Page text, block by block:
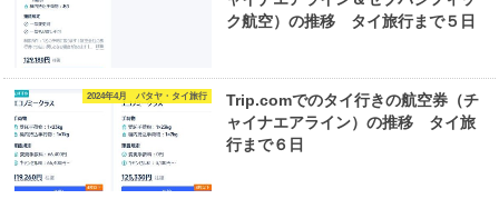
ク航空）の推移 タイ旅行まで５日
2024年4月 パタヤ・タイ旅行
Trip.comでのタイ行きの航空券（チ
ャイナエアライン）の推移 タイ旅
行まで６日